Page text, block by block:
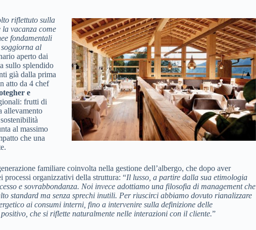
riflettuto sulla
vacanza come
fondamentali
al
aperto dai
sullo splendido
già dalla prima
atto da 4 chef
e
frutti di
allevamento
al massimo
che una
familiare coinvolta nella gestione dell’albergo, che dopo aver
processi organizzativi della struttura: “Il lusso, a partire dalla sua etimologia
e sovrabbondanza. Noi invece adottiamo una filosofia di management che
standard ma senza sprechi inutili. Per riuscirci abbiamo dovuto rianalizzare
ai consumi interni, fino a intervenire sulla definizione delle
che si riflette naturalmente nelle interazioni con il cliente.”